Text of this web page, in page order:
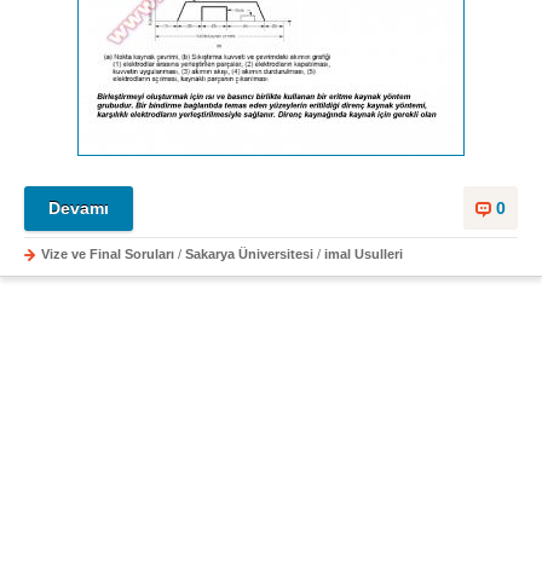
0
Devamı
Vize ve Final Soruları / Sakarya Üniversitesi / imal Usulleri